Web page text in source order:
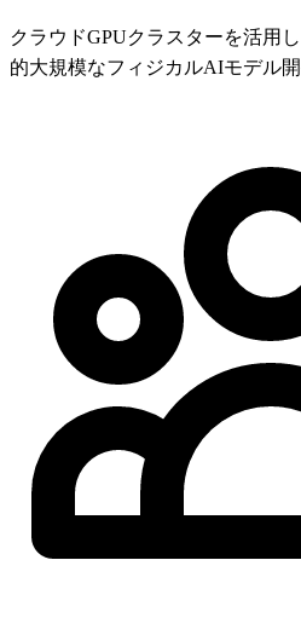
クラウドGPUクラスターを活用
的大規模なフィジカルAIモデル開